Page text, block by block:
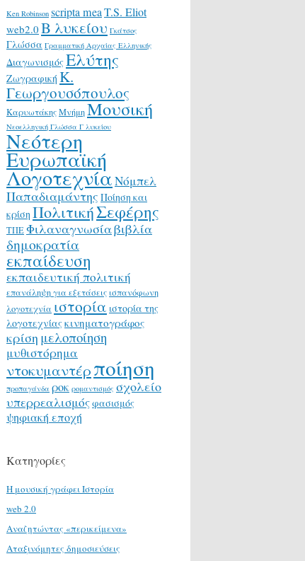
Ken Robinson scripta meaT.S. Eliot
web2.0 Β λυκείου Γκάτσος
Γλώσσα Γραμματική Αρχαίας Ελληνικής
ΔιαγωνισμόςΕλύτης
Ζωγραφική Κ.
Γεωργουσόπουλος
ΚαρυωτάκηςΜνήμηΜουσική
Νεοελληνική Γλώσσα Γ λυκείου
Νεότερη
Ευρωπαϊκή
ΛογοτεχνίαΝόμπελ
Παπαδιαμάντης Ποίηση και
κρίση ΠολιτικήΣεφέρης
ΤΠΕΦιλαναγνωσίαβιβλία
δημοκρατία
εκπαίδευση
εκπαιδευτική πολιτική
επανάληψη για εξετάσεις ισπανόφωνη
λογοτεχνία ιστορία ιστορία της
λογοτεχνίαςκινηματογράφος
κρίση μελοποίηση
μυθιστόρημα
ντοκυμαντέρποίηση
προπαγάνδα ροκ ρομαντισμός σχολείο
υπερρεαλισμόςφασισμός
ψηφιακή εποχή
Κατηγορίες
H μουσική γράφει Ιστορία
web 2.0
Αναζητώντας «περικείμενα»
Αταξινόμητες δημοσιεύσεις